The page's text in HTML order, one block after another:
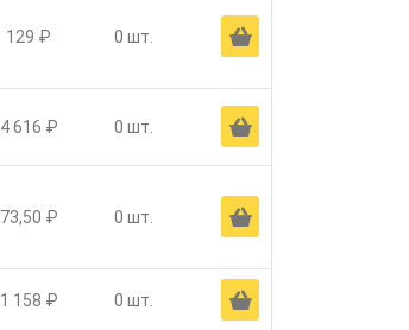
129 ₽ 0 шт. Ä
4 616 ₽ 0 шт. Ä
73,50 ₽ 0 шт. Ä
1 158 ₽ 0 шт. Ä